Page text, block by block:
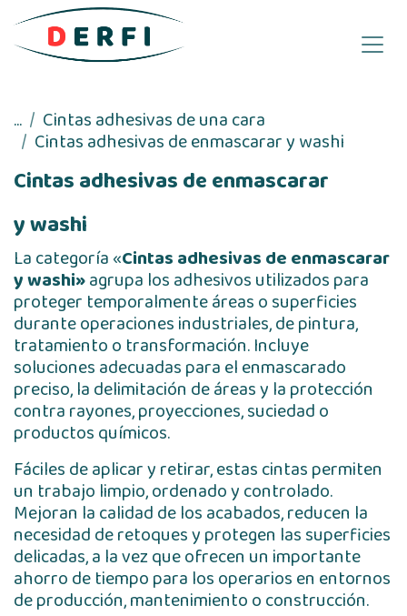
Ir al contenido
... Cintas adhesivas de una cara
Cintas adhesivas de enmascarar y washi
Cintas adhesivas de enmascarar
y washi
La categoría «Cintas adhesivas de enmascarar
y washi»agrupa los adhesivos utilizados para
proteger temporalmente áreas o superficies
durante operaciones industriales, de pintura,
tratamiento o transformación. Incluye
soluciones adecuadas para el enmascarado
preciso, la delimitación de áreas y la protección
contra rayones, proyecciones, suciedad o
productos químicos.
Fáciles de aplicar y retirar, estas cintas permiten
un trabajo limpio, ordenado y controlado.
Mejoran la calidad de los acabados, reducen la
necesidad de retoques y protegen las superficies
delicadas, a la vez que ofrecen un importante
ahorro de tiempo para los operarios en entornos
de producción, mantenimiento o construcción.